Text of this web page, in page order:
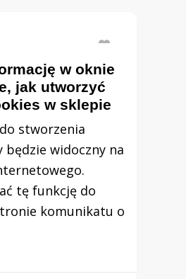
w oknie
jak utworzyć
w sklepie
stworzenia
widoczny na
tę funkcję do
komunikatu o